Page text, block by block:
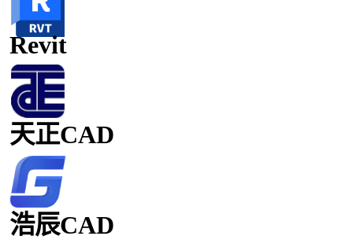
Revit
天正CAD
浩辰CAD